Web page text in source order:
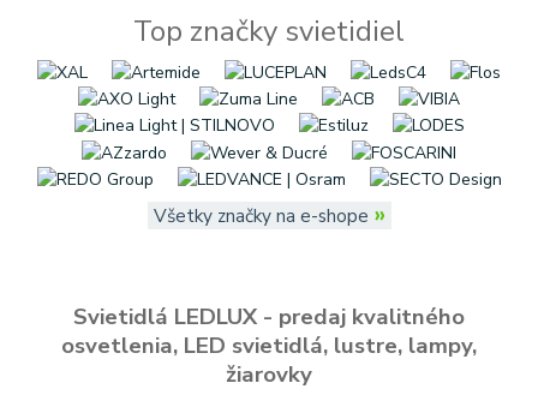
Top značky svietidiel
Všetky značky na e-shope »
Svietidlá LEDLUX - predaj kvalitného
osvetlenia, LED svietidlá, lustre, lampy,
žiarovky